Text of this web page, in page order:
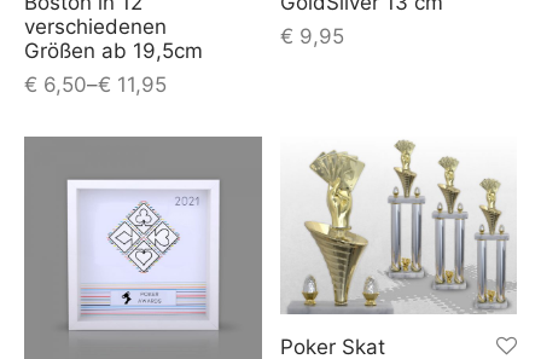
verschiedenen
Größen ab 19,5cm
€ 6,50–€ 11,95
€ 9,95
Poker Skat